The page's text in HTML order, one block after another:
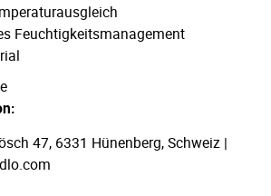
Feuchtigkeitsmanagement
47, 6331 Hünenberg, Schweiz |